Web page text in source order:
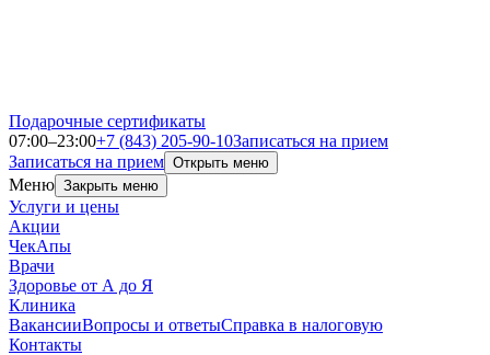
Подарочные сертификаты
07:00–23:00+7 (843) 205-90-10Записаться на прием
Записаться на прием Открыть меню
Меню Закрыть меню
Услуги и цены
Акции
ЧекАпы
Врачи
Здоровье от А до Я
Клиника
ВакансииВопросы и ответыСправка в налоговую
Контакты